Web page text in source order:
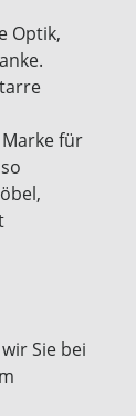
Optik,
für
Sie bei